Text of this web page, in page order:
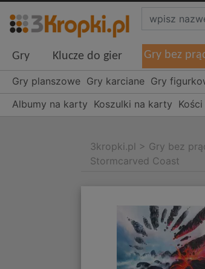
Gry Klucze do gier Gry bez
Gry planszowe Gry karciane Gry
Albumy na karty Koszulki na karty
3kropki.pl > Gry bez
Stormcarved Coast